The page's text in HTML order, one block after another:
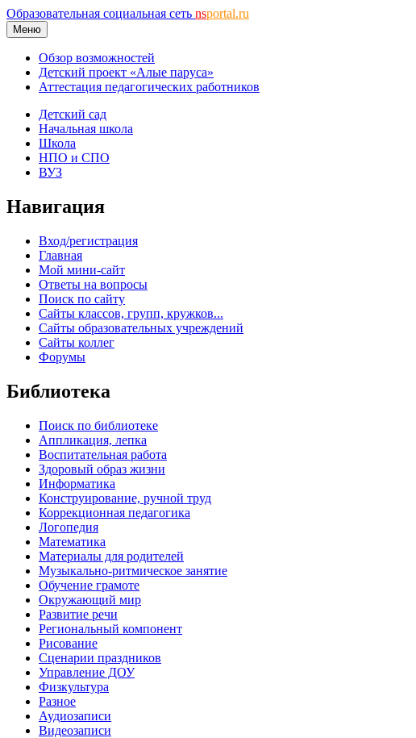
Образовательная социальная сеть nsportal.ru
Меню
Обзор возможностей
Детский проект «Алые паруса»
Аттестация педагогических работников
Детский сад
Начальная школа
Школа
НПО и СПО
ВУЗ
Навигация
Вход/регистрация
Главная
Мой мини-сайт
Ответы на вопросы
Поиск по сайту
Сайты классов, групп, кружков...
Сайты образовательных учреждений
Сайты коллег
Форумы
Библиотека
Поиск по библиотеке
Аппликация, лепка
Воспитательная работа
Здоровый образ жизни
Информатика
Конструирование, ручной труд
Коррекционная педагогика
Логопедия
Математика
Материалы для родителей
Музыкально-ритмическое занятие
Обучение грамоте
Окружающий мир
Развитие речи
Региональный компонент
Рисование
Сценарии праздников
Управление ДОУ
Физкультура
Разное
Аудиозаписи
Видеозаписи